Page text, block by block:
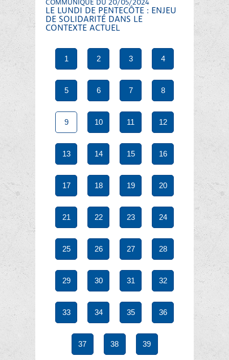
COMMUNIQUÉ DU 20/05/2024
LE LUNDI DE PENTECÔTE : ENJEU
DE SOLIDARITÉ DANS LE
CONTEXTE ACTUEL
1 2 3 4
5 6 7 8
9 10 11 12
13 14 15 16
17 18 19 20
21 22 23 24
25 26 27 28
29 30 31 32
33 34 35 36
37 38 39